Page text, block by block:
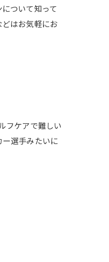
ついて知って
はお気軽にお
フケアで難しい
選手みたいに